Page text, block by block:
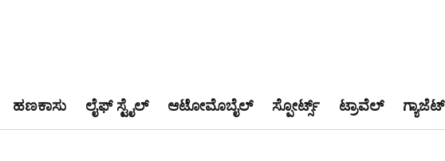
ಹಣಕಾಸು ಲೈಫ್ ಸ್ಟೈಲ್ ಆಟೋಮೊಬೈಲ್ ಸ್ಪೋರ್ಟ್ಸ್ ಟ್ರಾವೆಲ್ ಗ್ಯಾಜೆಟ್